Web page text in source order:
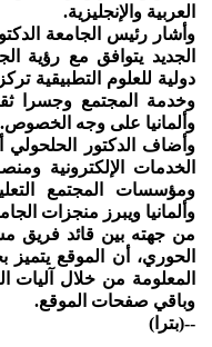
العربية والإنجليزية.
وأشار رئيس الجامعة
الجديد يتوافق مع رؤية
دولية للعلوم التطبيقية
وخدمة المجتمع وجسرا
وألمانيا على وجه الخصوص.
وأضاف الدكتور الحلحولي
الخدمات الإلكترونية
ومؤسسات المجتمع
وألمانيا ويبرز منجزات
من جهته بين قائد فريق
الحوري، أن الموقع
المعلومة من خلال آليات
وباقي صفحات الموقع.
--(بترا)